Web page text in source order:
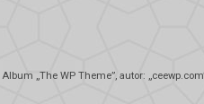
Album „ The WP Theme”, autor: „ ceewp.com